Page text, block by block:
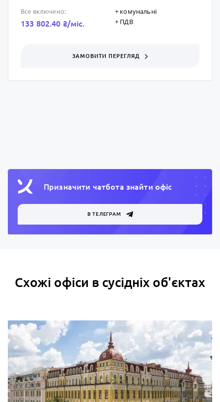
Все включено:
133 802.40 ₴/мic.
+ комунальні
+ ПДВ
ЗАМОВИТИ ПЕРЕГЛЯД
Призначити чатбота знайти офiс
В ТЕЛЕГРАМ
Схожі офіси в сусідніх об'єктах